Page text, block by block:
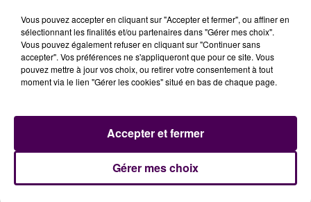
"Depuis des décennies, la D613, axe historique reliant
Caen à Paris via Lisieux agglomère des zones
d'habitat, des commerces, des lieux de travail.
Facteur de développement et d’attractivité, un tel
développement quand il n’est plus en adéquation
avec le trafic qu’il supporte. C’est le cas de cette
route qui voit passer22 000 véhicules par jour dont
10% de poids-lourds en traversée des bourgs de
Bellengreville et Vimont"rappelle la collectivité, qui
Vous pouvez accepter en cliquant sur "Accepter et fermer", ou affiner en
sélectionnant les finalités et/ou partenaires dans "Gérer mes choix".
Vous pouvez également refuser en cliquant sur "Continuer sans
accepter". Vos préférences ne s'appliqueront que pour ce site. Vous
pouvez mettre à jour vos choix, ou retirer votre consentement à tout
moment via le lien "Gérer les cookies" situé en bas de chaque page.
Gérer mes choix
Accepter et fermer